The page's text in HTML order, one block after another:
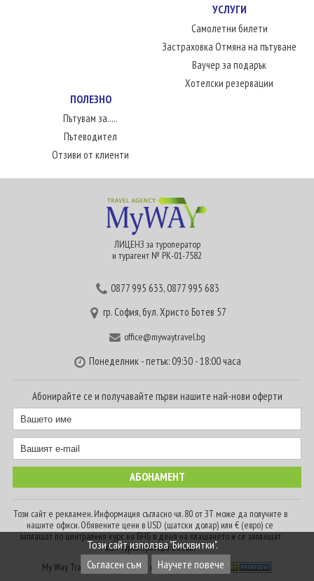
УСЛУГИ
Самолетни билети
Застраховка Отмяна на пътуване
Ваучер за подарък
Хотелски резервации
ПОЛЕЗНО
Пътувам за.....
Пътеводител
Отзиви от клиенти
ЛИЦЕНЗ за туроператор
и турагент № РК-01-7582
0877 995 633,0877 995 683
гр. София, бул. Христо Ботев 57
office@mywaytravel.bg
Понеделник - петък: 09:30 - 18:00 часа
Абонирайте се и получавайте първи нашите най-нови оферти
Този сайт е рекламен. Информация съгласно чл. 80 от ЗТ може да получите в
нашите офиси. Обявените цени в USD (щатски долар) или € (евро) се
заплащат по централния курс на БНБ в деня на плащането и се заплащат
към туроператора в лева.
My Way Travel © 2016. Всички права запазени
Този сайт използва "Бисквитки".
Съгласен съм
Научете повече